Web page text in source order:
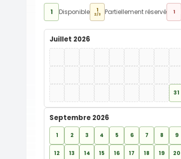
1 Disponible 1
2/3 Partiellement réservé 1
Juillet 2026
31
Septembre 2026
1 2 3 4 5 6 7 8 9
12 13 14 15 16 17 18 19 20